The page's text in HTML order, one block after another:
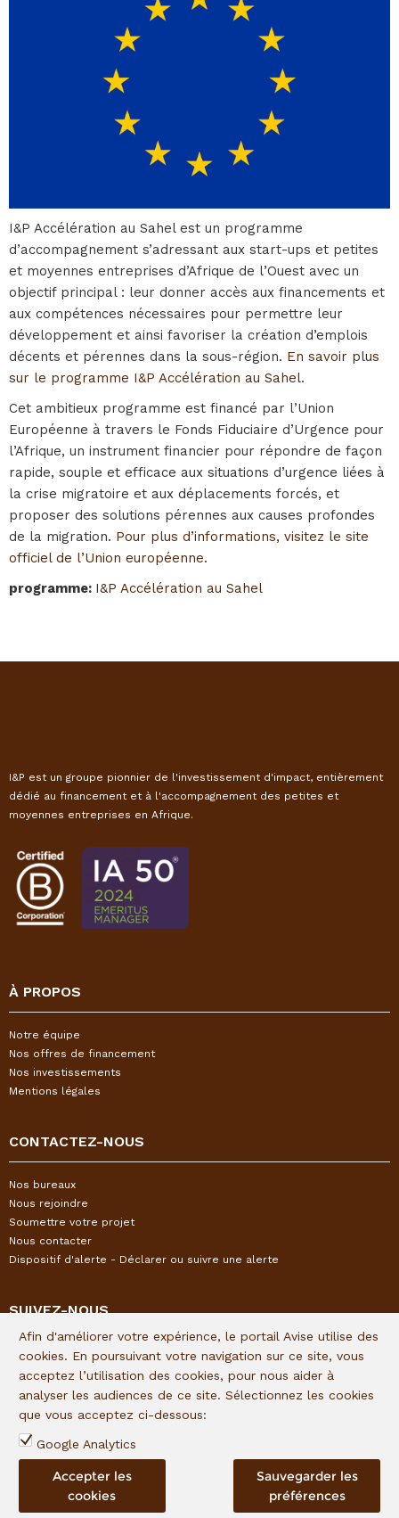
I&P Accélération au Sahel est un programme
d’accompagnement s’adressant aux start-ups et petites
et moyennes entreprises d’Afrique de l’Ouest avec un
objectif principal : leur donner accès aux financements et
aux compétences nécessaires pour permettre leur
développement et ainsi favoriser la création d’emplois
décents et pérennes dans la sous-région. En savoir plus
sur le programme I&P Accélération au Sahel.
Cet ambitieux programme est financé par l’Union
Européenne à travers le Fonds Fiduciaire d’Urgence pour
l’Afrique, un instrument financier pour répondre de façon
rapide, souple et efficace aux situations d’urgence liées à
la crise migratoire et aux déplacements forcés, et
proposer des solutions pérennes aux causes profondes
de la migration. Pour plus d’informations, visitez le site
officiel de l’Union européenne.
programme: I&P Accélération au Sahel
I&P est un groupe pionnier de l'investissement d'impact, entièrement
dédié au financement et à l'accompagnement des petites et
moyennes entreprises en Afrique.
À PROPOS
Notre équipe
Nos offres de financement
Nos investissements
Mentions légales
CONTACTEZ-NOUS
Nos bureaux
Nous rejoindre
Soumettre votre projet
Nous contacter
Dispositif d'alerte - Déclarer ou suivre une alerte
SUIVEZ-NOUS
Restez informés de l'actualité I&P en vous inscrivant à notre
newsletter trimestrielle :
Lien d'inscription
Suivez I&P sur les réseaux sociaux :
Afin d'améliorer votre expérience, le portail Avise utilise des
cookies. En poursuivant votre navigation sur ce site, vous
acceptez l’utilisation des cookies, pour nous aider à
analyser les audiences de ce site. Sélectionnez les cookies
que vous acceptez ci-dessous:
Google Analytics
Sauvegarder les
préférences
Accepter les
cookies